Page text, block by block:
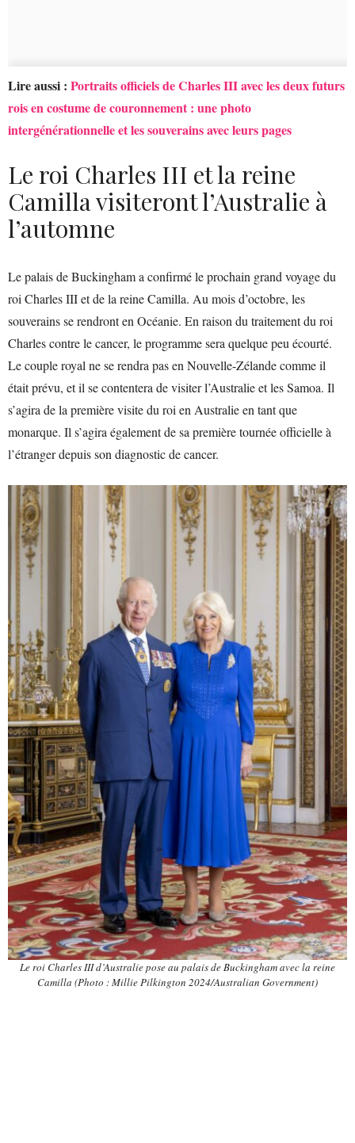
Lire aussi : Portraits officiels de Charles III avec les deux futurs
rois en costume de couronnement : une photo
intergénérationnelle et les souverains avec leurs pages
Le roi Charles III et la reine
Camilla visiteront l’Australie à
l’automne
Le palais de Buckingham a confirmé le prochain grand voyage du
roi Charles III et de la reine Camilla. Au mois d’octobre, les
souverains se rendront en Océanie. En raison du traitement du roi
Charles contre le cancer, le programme sera quelque peu écourté.
Le couple royal ne se rendra pas en Nouvelle-Zélande comme il
était prévu, et il se contentera de visiter l’Australie et les Samoa. Il
s’agira de la première visite du roi en Australie en tant que
monarque. Il s’agira également de sa première tournée officielle à
l’étranger depuis son diagnostic de cancer.
Le roi Charles III d’Australie pose au palais de Buckingham avec la reine
Camilla (Photo : Millie Pilkington 2024/Australian Government)